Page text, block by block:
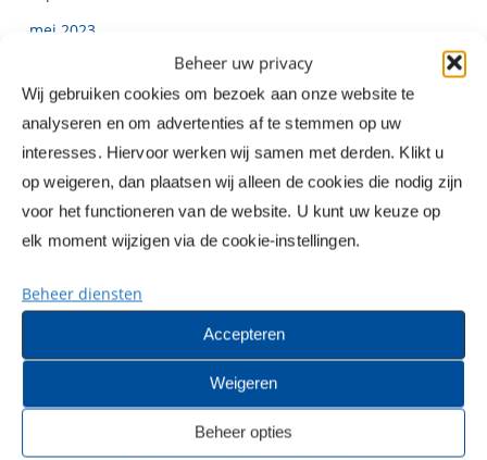
Beheer uw privacy
Wij gebruiken cookies om bezoek aan onze website te
analyseren en om advertenties af te stemmen op uw
interesses. Hiervoor werken wij samen met derden. Klikt u
op weigeren, dan plaatsen wij alleen de cookies die nodig zijn
voor het functioneren van de website. U kunt uw keuze op
elk moment wijzigen via de cookie-instellingen.
Beheer diensten
Accepteren
Weigeren
Beheer opties
mei 2023
januari 2023
november 2022
oktober 2022
juni 2022
november 2021
mei 2021
maart 2021